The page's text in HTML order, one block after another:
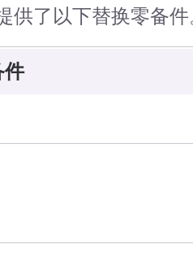
供了以下替换零备
件